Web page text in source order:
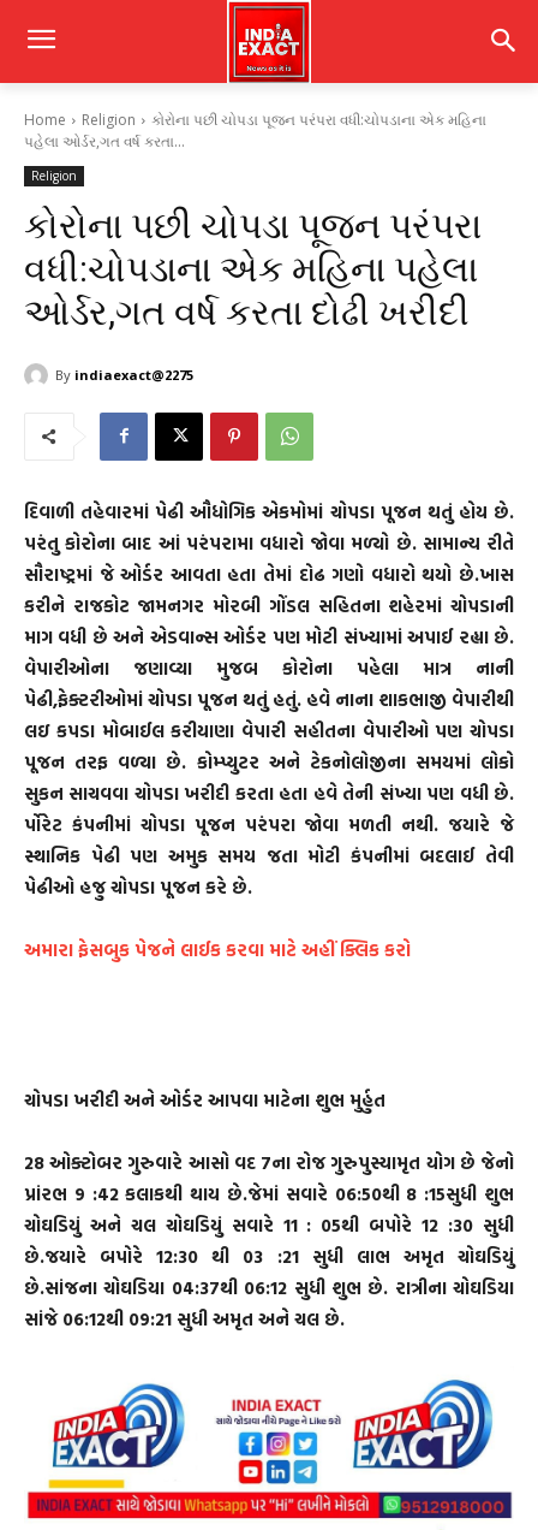
Home Religion
કોરોના પછી ચોપડા પૂજન પરંપરા વધી:ચોપડાના એક મહિના
પહેલા ઓર્ડર,ગત વર્ષ કરતા...
Religion
કોરોના પછી ચોપડા પૂજન પરંપરા
વધી:ચોપડાના એક મહિના પહેલા
ઓર્ડર,ગત વર્ષ કરતા દોઢી ખરીદી
By indiaexact@2275
દિવાળી તહેવારમાં પેઢી ઔધોગિક એકમોમાં ચોપડા પૂજન થતું હોય છે.
પરંતુ કોરોના બાદ આં પરંપરામા વધારો જોવા મળ્યો છે. સામાન્ય રીતે
સૌરાષ્ટ્રમાં જે ઓર્ડર આવતા હતા તેમાં દોઢ ગણો વધારો થયો છે.ખાસ
કરીને રાજકોટ જામનગર મોરબી ગોંડલ સહિતના શહેરમાં ચોપડાની
માગ વધી છે અને એડવાન્સ ઓર્ડર પણ મોટી સંખ્યામાં અપાઈ રહ્યા છે.
વેપારીઓના જણાવ્યા મુજબ કોરોના પહેલા માત્ર નાની
પેઢી,ફેક્ટરીઓમાં ચોપડા પૂજન થતું હતું. હવે નાના શાકભાજી વેપારીથી
લઇ કપડા મોબાઈલ કરીયાણા વેપારી સહીતના વેપારીઓ પણ ચોપડા
પૂજન તરફ વળ્યા છે. કોમ્પ્યુટર અને ટેકનોલોજીના સમયમાં લોકો
સુકન સાચવવા ચોપડા ખરીદી કરતા હતા હવે તેની સંખ્યા પણ વધી છે.
ર્પોરેટ કંપનીમાં ચોપડા પૂજન પરંપરા જોવા મળતી નથી. જયારે જે
સ્થાનિક પેઢી પણ અમુક સમય જતા મોટી કંપનીમાં બદલાઈ તેવી
પેઢીઓ હજુ ચોપડા પૂજન કરે છે.
અમારા ફેસબુક પેજને લાઈક કરવા માટે અહીં ક્લિક કરો
ચોપડા ખરીદી અને ઓર્ડર આપવા માટેના શુભ મુર્હુત
28 ઓક્ટોબર ગુરુવારે આસો વદ 7ના રોજ ગુરુપુસ્યામૃત યોગ છે જેનો
પ્રાંરભ 9 :42 કલાકથી થાય છે.જેમાં સવારે 06:50થી 8 :15સુધી શુભ
ચોઘડિયું અને ચલ ચોઘડિયું સવારે 11 : 05થી બપોરે 12 :30 સુધી
છે.જયારે બપોરે 12:30 થી 03 :21 સુધી લાભ અમૃત ચોઘડિયું
છે.સાંજના ચોઘડિયા 04:37થી 06:12 સુધી શુભ છે. રાત્રીના ચોઘડિયા
સાંજે 06:12થી 09:21 સુધી અમૃત અને ચલ છે.